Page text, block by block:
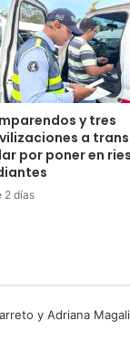
t
o
e
n
t
r
e
Ó
r
e
y tres
a
por poner en
2 días
y Adriana